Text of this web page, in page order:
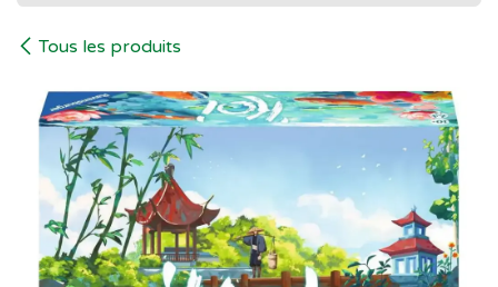
Tous les produits